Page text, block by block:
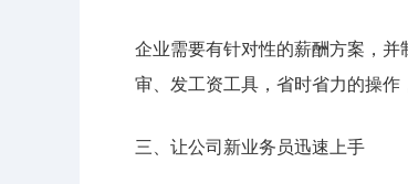
企业需要有针对性的薪酬方案，并
审、发工资工具，省时省力的操作
三、让公司新业务员迅速上手